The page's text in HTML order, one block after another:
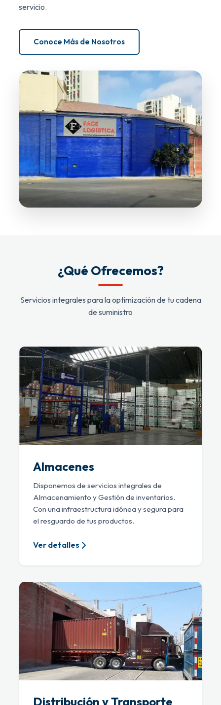
servicio.
Conoce Más de Nosotros
¿Qué Ofrecemos?
Servicios integrales para la optimización de tu cadena
de suministro
Almacenes
Disponemos de servicios integrales de
Almacenamiento y Gestión de inventarios.
Con una infraestructura idónea y segura para
el resguardo de tus productos.
Ver detalles
Distribución y Transporte